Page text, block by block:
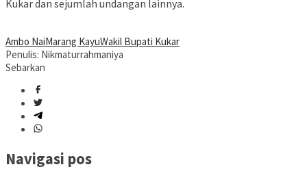
Kukar dan sejumlah undangan lainnya.
Ambo NaiMarang KayuWakil Bupati Kukar
Penulis: Nikmaturrahmaniya
Sebarkan
Navigasi pos